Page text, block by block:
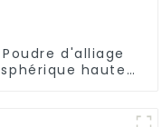
Poudre d'alliage
sphérique haute